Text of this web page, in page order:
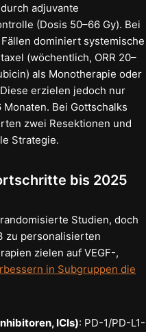
adjuvante
(Dosis 50–66 Gy). Bei
dominiert systemische
(wöchentlich, ORR 20–
als Monotherapie oder
erzielen jedoch nur
Bei Gottschalks
zwei Resektionen und
Strategie.
bis 2025
Studien, doch
zu personalisierten
zielen auf VEGF-,
in Subgruppen die
ICIs): PD-1/PD-L1-